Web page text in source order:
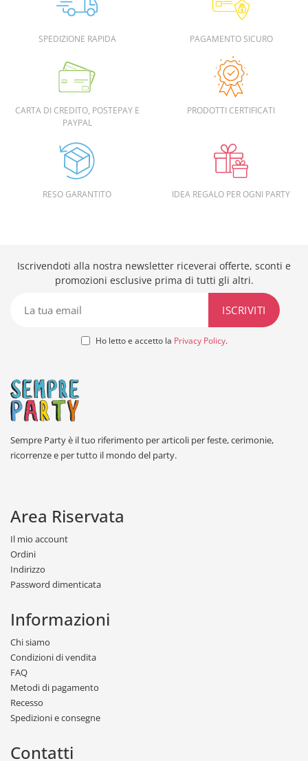
SPEDIZIONE RAPIDA PAGAMENTO SICURO
CARTA DI CREDITO, POSTEPAY E
PAYPAL
PRODOTTI CERTIFICATI
RESO GARANTITO IDEA REGALO PER OGNI PARTY
Iscrivendoti alla nostra newsletter riceverai offerte, sconti e
promozioni esclusive prima di tutti gli altri.
Ho letto e accetto la Privacy Policy.
Sempre Party è il tuo riferimento per articoli per feste, cerimonie,
ricorrenze e per tutto il mondo del party.
Area Riservata
Il mio account
Ordini
Indirizzo
Password dimenticata
Informazioni
Chi siamo
Condizioni di vendita
FAQ
Metodi di pagamento
Recesso
Spedizioni e consegne
Contatti